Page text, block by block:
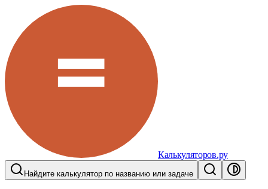
Калькуляторов.ру
Найдите калькулятор по названию или задаче